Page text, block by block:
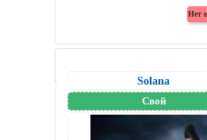
Solana
Свой